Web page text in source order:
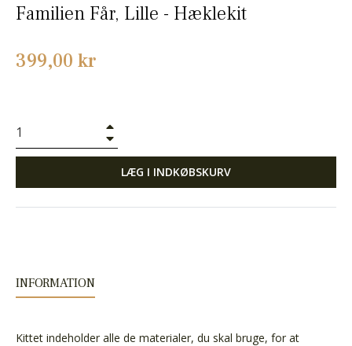
Familien Får, Lille - Hæklekit
Normalpris
399,00 kr
LÆG I INDKØBSKURV
INFORMATION
Kittet indeholder alle de materialer, du skal bruge, for at